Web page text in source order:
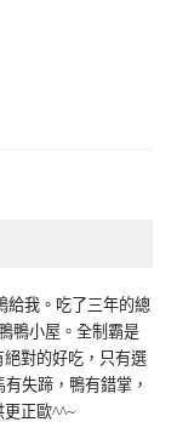
給我。吃了三年的總
鴨小屋。全制霸是
對的好吃，只有選
失蹄，鴨有錯掌，
正歐^^~